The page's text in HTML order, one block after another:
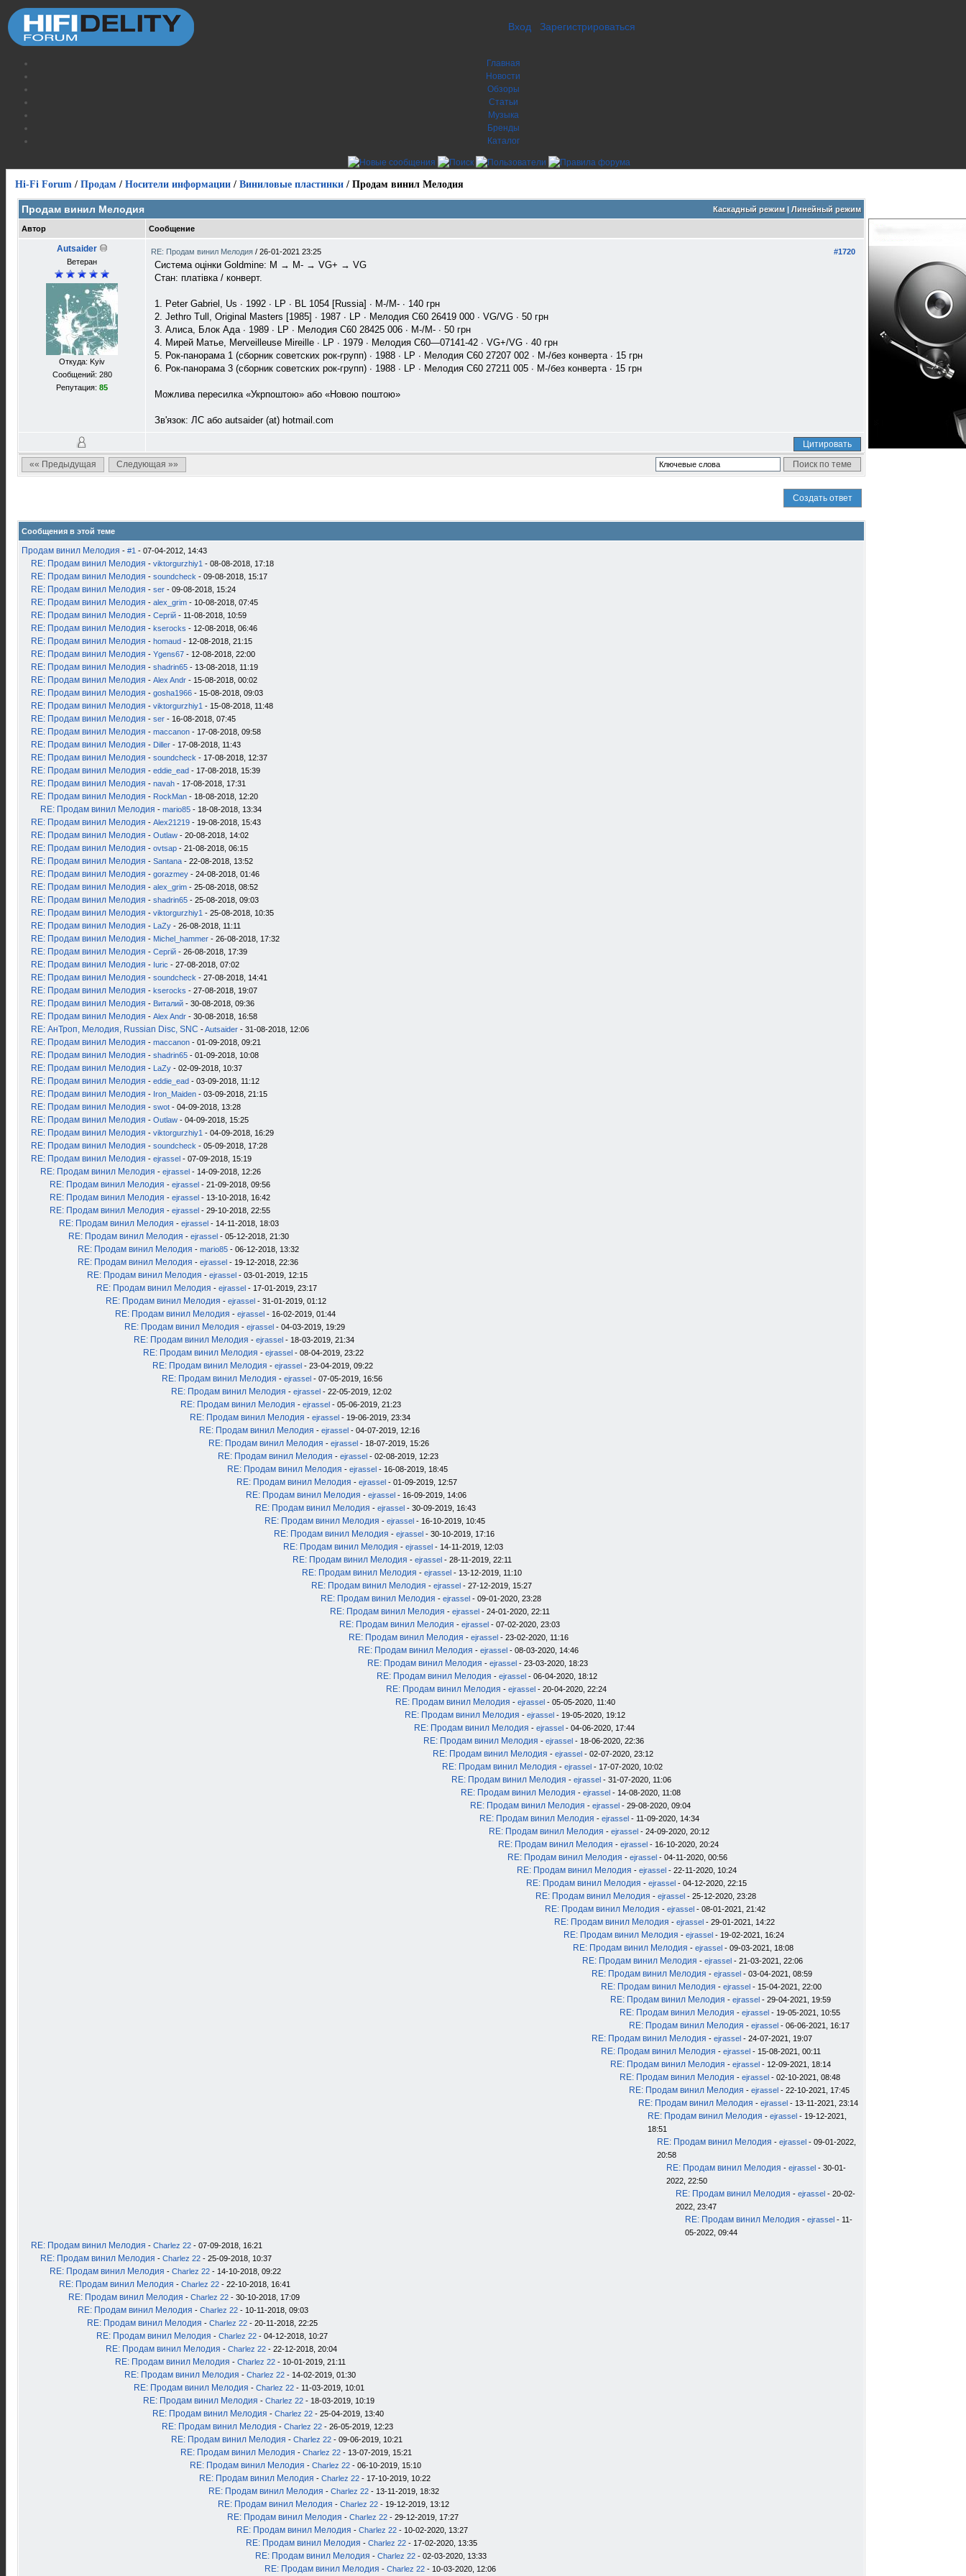
Вход Зарегистрироваться
Главная
Новости
Обзоры
Статьи
Музыка
Бренды
Каталог
Hi-Fi Forum / Продам / Носители информации / Виниловые пластинки / Продам винил Мелодия
Каскадный режим| Линейный режим
Продам винил Мелодия
Автор Сообщение
Autsaider
Ветеран
Откуда: Kyiv
Сообщений: 280
Репутация: 85
#1720
RE: Продам винил Мелодия / 26-01-2021 23:25
Система оцінки Goldmine: M → M- → VG+ → VG
Стан: платівка / конверт.
1. Peter Gabriel, Us ∙ 1992 ∙ LP ∙ BL 1054 [Russia] ∙ M-/M- ∙ 140 грн
2. Jethro Tull, Original Masters [1985] ∙ 1987 ∙ LP ∙ Мелодия С60 26419 000 ∙ VG/VG ∙ 50 грн
3. Алиса, Блок Ада ∙ 1989 ∙ LP ∙ Мелодия С60 28425 006 ∙ M-/M- ∙ 50 грн
4. Мирей Матье, Merveilleuse Mireille ∙ LP ∙ 1979 ∙ Мелодия С60—07141-42 ∙ VG+/VG ∙ 40 грн
5. Рок-панорама 1 (сборник советских рок-групп) ∙ 1988 ∙ LP ∙ Мелодия C60 27207 002 ∙ M-/без конверта ∙ 15 грн
6. Рок-панорама 3 (сборник советских рок-групп) ∙ 1988 ∙ LP ∙ Мелодия C60 27211 005 ∙ M-/без конверта ∙ 15 грн
Можлива пересилка «Укрпоштою» або «Новою поштою»
Зв'язок: ЛС або autsaider (at) hotmail.com
Цитировать
«« Предыдущая
Следующая »»
Создать ответ
Сообщения в этой теме
Продам винил Мелодия - #1 - 07-04-2012, 14:43
RE: Продам винил Мелодия - viktorgurzhiy1 - 08-08-2018, 17:18
RE: Продам винил Мелодия - soundcheck - 09-08-2018, 15:17
RE: Продам винил Мелодия - ser - 09-08-2018, 15:24
RE: Продам винил Мелодия - alex_grim - 10-08-2018, 07:45
RE: Продам винил Мелодия - Сергій - 11-08-2018, 10:59
RE: Продам винил Мелодия - kserocks - 12-08-2018, 06:46
RE: Продам винил Мелодия - homaud - 12-08-2018, 21:15
RE: Продам винил Мелодия - Ygens67 - 12-08-2018, 22:00
RE: Продам винил Мелодия - shadrin65 - 13-08-2018, 11:19
RE: Продам винил Мелодия - Alex Andr - 15-08-2018, 00:02
RE: Продам винил Мелодия - gosha1966 - 15-08-2018, 09:03
RE: Продам винил Мелодия - viktorgurzhiy1 - 15-08-2018, 11:48
RE: Продам винил Мелодия - ser - 16-08-2018, 07:45
RE: Продам винил Мелодия - maccanon - 17-08-2018, 09:58
RE: Продам винил Мелодия - Diller - 17-08-2018, 11:43
RE: Продам винил Мелодия - soundcheck - 17-08-2018, 12:37
RE: Продам винил Мелодия - eddie_ead - 17-08-2018, 15:39
RE: Продам винил Мелодия - navah - 17-08-2018, 17:31
RE: Продам винил Мелодия - RockMan - 18-08-2018, 12:20
RE: Продам винил Мелодия - mario85 - 18-08-2018, 13:34
RE: Продам винил Мелодия - Alex21219 - 19-08-2018, 15:43
RE: Продам винил Мелодия - Outlaw - 20-08-2018, 14:02
RE: Продам винил Мелодия - ovtsap - 21-08-2018, 06:15
RE: Продам винил Мелодия - Santana - 22-08-2018, 13:52
RE: Продам винил Мелодия - gorazmey - 24-08-2018, 01:46
RE: Продам винил Мелодия - alex_grim - 25-08-2018, 08:52
RE: Продам винил Мелодия - shadrin65 - 25-08-2018, 09:03
RE: Продам винил Мелодия - viktorgurzhiy1 - 25-08-2018, 10:35
RE: Продам винил Мелодия - LaZy - 26-08-2018, 11:11
RE: Продам винил Мелодия - Michel_hammer - 26-08-2018, 17:32
RE: Продам винил Мелодия - Сергій - 26-08-2018, 17:39
RE: Продам винил Мелодия - Iuric - 27-08-2018, 07:02
RE: Продам винил Мелодия - soundcheck - 27-08-2018, 14:41
RE: Продам винил Мелодия - kserocks - 27-08-2018, 19:07
RE: Продам винил Мелодия - Виталий - 30-08-2018, 09:36
RE: Продам винил Мелодия - Alex Andr - 30-08-2018, 16:58
RE: АнТроп, Мелодия, Russian Disc, SNC -Autsaider - 31-08-2018, 12:06
RE: Продам винил Мелодия - maccanon - 01-09-2018, 09:21
RE: Продам винил Мелодия - shadrin65 - 01-09-2018, 10:08
RE: Продам винил Мелодия - LaZy - 02-09-2018, 10:37
RE: Продам винил Мелодия - eddie_ead - 03-09-2018, 11:12
RE: Продам винил Мелодия - Iron_Maiden - 03-09-2018, 21:15
RE: Продам винил Мелодия - swot - 04-09-2018, 13:28
RE: Продам винил Мелодия - Outlaw - 04-09-2018, 15:25
RE: Продам винил Мелодия - viktorgurzhiy1 - 04-09-2018, 16:29
RE: Продам винил Мелодия - soundcheck - 05-09-2018, 17:28
RE: Продам винил Мелодия - ejrassel - 07-09-2018, 15:19
RE: Продам винил Мелодия - ejrassel - 14-09-2018, 12:26
RE: Продам винил Мелодия - ejrassel - 21-09-2018, 09:56
RE: Продам винил Мелодия - ejrassel - 13-10-2018, 16:42
RE: Продам винил Мелодия - ejrassel - 29-10-2018, 22:55
RE: Продам винил Мелодия - ejrassel - 14-11-2018, 18:03
RE: Продам винил Мелодия - ejrassel - 05-12-2018, 21:30
RE: Продам винил Мелодия - mario85 - 06-12-2018, 13:32
RE: Продам винил Мелодия - ejrassel - 19-12-2018, 22:36
RE: Продам винил Мелодия - ejrassel - 03-01-2019, 12:15
RE: Продам винил Мелодия - ejrassel - 17-01-2019, 23:17
RE: Продам винил Мелодия - ejrassel - 31-01-2019, 01:12
RE: Продам винил Мелодия - ejrassel - 16-02-2019, 01:44
RE: Продам винил Мелодия - ejrassel - 04-03-2019, 19:29
RE: Продам винил Мелодия - ejrassel - 18-03-2019, 21:34
RE: Продам винил Мелодия - ejrassel - 08-04-2019, 23:22
RE: Продам винил Мелодия - ejrassel - 23-04-2019, 09:22
RE: Продам винил Мелодия - ejrassel - 07-05-2019, 16:56
RE: Продам винил Мелодия - ejrassel - 22-05-2019, 12:02
RE: Продам винил Мелодия - ejrassel - 05-06-2019, 21:23
RE: Продам винил Мелодия - ejrassel - 19-06-2019, 23:34
RE: Продам винил Мелодия - ejrassel - 04-07-2019, 12:16
RE: Продам винил Мелодия - ejrassel - 18-07-2019, 15:26
RE: Продам винил Мелодия - ejrassel - 02-08-2019, 12:23
RE: Продам винил Мелодия - ejrassel - 16-08-2019, 18:45
RE: Продам винил Мелодия - ejrassel - 01-09-2019, 12:57
RE: Продам винил Мелодия - ejrassel - 16-09-2019, 14:06
RE: Продам винил Мелодия - ejrassel - 30-09-2019, 16:43
RE: Продам винил Мелодия - ejrassel - 16-10-2019, 10:45
RE: Продам винил Мелодия - ejrassel - 30-10-2019, 17:16
RE: Продам винил Мелодия - ejrassel - 14-11-2019, 12:03
RE: Продам винил Мелодия - ejrassel - 28-11-2019, 22:11
RE: Продам винил Мелодия - ejrassel - 13-12-2019, 11:10
RE: Продам винил Мелодия - ejrassel - 27-12-2019, 15:27
RE: Продам винил Мелодия - ejrassel - 09-01-2020, 23:28
RE: Продам винил Мелодия - ejrassel - 24-01-2020, 22:11
RE: Продам винил Мелодия - ejrassel - 07-02-2020, 23:03
RE: Продам винил Мелодия - ejrassel - 23-02-2020, 11:16
RE: Продам винил Мелодия - ejrassel - 08-03-2020, 14:46
RE: Продам винил Мелодия - ejrassel - 23-03-2020, 18:23
RE: Продам винил Мелодия - ejrassel - 06-04-2020, 18:12
RE: Продам винил Мелодия - ejrassel - 20-04-2020, 22:24
RE: Продам винил Мелодия - ejrassel - 05-05-2020, 11:40
RE: Продам винил Мелодия - ejrassel - 19-05-2020, 19:12
RE: Продам винил Мелодия - ejrassel - 04-06-2020, 17:44
RE: Продам винил Мелодия - ejrassel - 18-06-2020, 22:36
RE: Продам винил Мелодия - ejrassel - 02-07-2020, 23:12
RE: Продам винил Мелодия - ejrassel - 17-07-2020, 10:02
RE: Продам винил Мелодия - ejrassel - 31-07-2020, 11:06
RE: Продам винил Мелодия - ejrassel - 14-08-2020, 11:08
RE: Продам винил Мелодия - ejrassel - 29-08-2020, 09:04
RE: Продам винил Мелодия - ejrassel - 11-09-2020, 14:34
RE: Продам винил Мелодия - ejrassel - 24-09-2020, 20:12
RE: Продам винил Мелодия - ejrassel - 16-10-2020, 20:24
RE: Продам винил Мелодия - ejrassel - 04-11-2020, 00:56
RE: Продам винил Мелодия - ejrassel - 22-11-2020, 10:24
RE: Продам винил Мелодия - ejrassel - 04-12-2020, 22:15
RE: Продам винил Мелодия - ejrassel - 25-12-2020, 23:28
RE: Продам винил Мелодия - ejrassel - 08-01-2021, 21:42
RE: Продам винил Мелодия - ejrassel - 29-01-2021, 14:22
RE: Продам винил Мелодия - ejrassel - 19-02-2021, 16:24
RE: Продам винил Мелодия - ejrassel - 09-03-2021, 18:08
RE: Продам винил Мелодия - ejrassel - 21-03-2021, 22:06
RE: Продам винил Мелодия - ejrassel - 03-04-2021, 08:59
RE: Продам винил Мелодия - ejrassel - 15-04-2021, 22:00
RE: Продам винил Мелодия - ejrassel - 29-04-2021, 19:59
RE: Продам винил Мелодия - ejrassel - 19-05-2021, 10:55
RE: Продам винил Мелодия - ejrassel - 06-06-2021, 16:17
RE: Продам винил Мелодия - ejrassel - 24-07-2021, 19:07
RE: Продам винил Мелодия - ejrassel - 15-08-2021, 00:11
RE: Продам винил Мелодия - ejrassel - 12-09-2021, 18:14
RE: Продам винил Мелодия - ejrassel - 02-10-2021, 08:48
RE: Продам винил Мелодия - ejrassel - 22-10-2021, 17:45
RE: Продам винил Мелодия - ejrassel - 13-11-2021, 23:14
RE: Продам винил Мелодия - ejrassel - 19-12-2021,
18:51
RE: Продам винил Мелодия - ejrassel - 09-01-2022,
20:58
RE: Продам винил Мелодия - ejrassel - 30-01-
2022, 22:50
RE: Продам винил Мелодия - ejrassel - 20-02-
2022, 23:47
RE: Продам винил Мелодия - ejrassel - 11-
05-2022, 09:44
RE: Продам винил Мелодия - Charlez 22 - 07-09-2018, 16:21
RE: Продам винил Мелодия - Charlez 22 - 25-09-2018, 10:37
RE: Продам винил Мелодия - Charlez 22 - 14-10-2018, 09:22
RE: Продам винил Мелодия - Charlez 22 - 22-10-2018, 16:41
RE: Продам винил Мелодия - Charlez 22 - 30-10-2018, 17:09
RE: Продам винил Мелодия - Charlez 22 - 10-11-2018, 09:03
RE: Продам винил Мелодия - Charlez 22 - 20-11-2018, 22:25
RE: Продам винил Мелодия - Charlez 22 - 04-12-2018, 10:27
RE: Продам винил Мелодия - Charlez 22 - 22-12-2018, 20:04
RE: Продам винил Мелодия - Charlez 22 - 10-01-2019, 21:11
RE: Продам винил Мелодия - Charlez 22 - 14-02-2019, 01:30
RE: Продам винил Мелодия - Charlez 22 - 11-03-2019, 10:01
RE: Продам винил Мелодия - Charlez 22 - 18-03-2019, 10:19
RE: Продам винил Мелодия - Charlez 22 - 25-04-2019, 13:40
RE: Продам винил Мелодия - Charlez 22 - 26-05-2019, 12:23
RE: Продам винил Мелодия - Charlez 22 - 09-06-2019, 10:21
RE: Продам винил Мелодия - Charlez 22 - 13-07-2019, 15:21
RE: Продам винил Мелодия - Charlez 22 - 06-10-2019, 15:10
RE: Продам винил Мелодия - Charlez 22 - 17-10-2019, 10:22
RE: Продам винил Мелодия - Charlez 22 - 13-11-2019, 18:32
RE: Продам винил Мелодия - Charlez 22 - 19-12-2019, 13:12
RE: Продам винил Мелодия - Charlez 22 - 29-12-2019, 17:27
RE: Продам винил Мелодия - Charlez 22 - 10-02-2020, 13:27
RE: Продам винил Мелодия - Charlez 22 - 17-02-2020, 13:35
RE: Продам винил Мелодия - Charlez 22 - 02-03-2020, 13:33
RE: Продам винил Мелодия - Charlez 22 - 10-03-2020, 12:06